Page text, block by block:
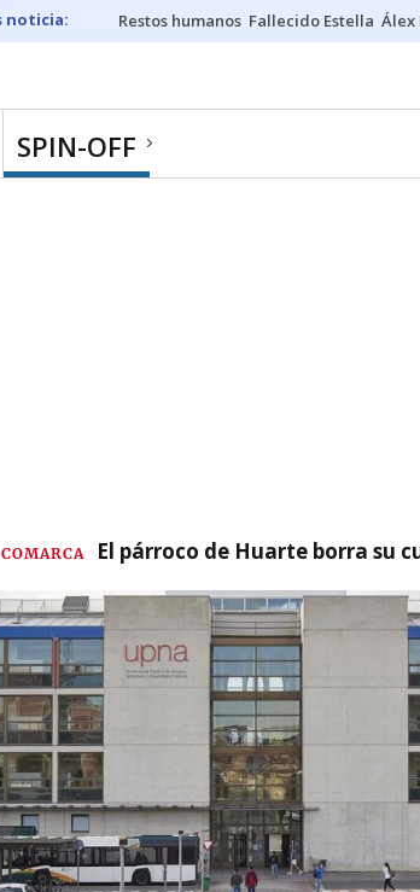
Restos humanos Fallecido Estella Álex
SPIN-OFF
COMARCA El párroco de Huarte borra su